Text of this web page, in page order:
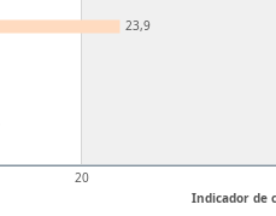
Indicador de
20
23,9